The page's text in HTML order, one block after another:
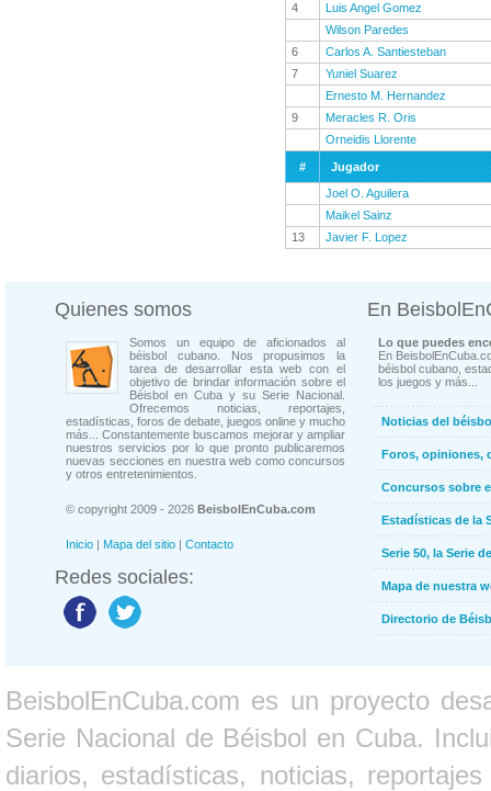
4
Luis Angel Gomez
Wilson Paredes
6
Carlos A. Santiesteban
7
Yuniel Suarez
Ernesto M. Hernandez
9
Meracles R. Oris
Orneidis Llorente
#
Jugador
Joel O. Aguilera
Maikel Sainz
13
Javier F. Lopez
Quienes somos
Somos un equipo de aficionados al
béisbol cubano. Nos propusimos la
tarea de desarrollar esta web con el
objetivo de brindar información sobre el
Béisbol en Cuba y su Serie Nacional.
Ofrecemos noticias, reportajes,
estadísticas, foros de debate, juegos online y mucho
más... Constantemente buscamos mejorar y ampliar
nuestros servicios por lo que pronto publicaremos
nuevas secciones en nuestra web como concursos
y otros entretenimientos.
© copyright 2009 - 2026 BeisbolEnCuba.com
Inicio | Mapa del sitio | Contacto
Redes sociales:
En
Lo que puedes
En
béisbol cubano,
los juegos y más...
Noticias del
Foros, opiniones,
Concursos sobre
Estadísticas de la
Serie 50, la Serie
Mapa de nuestra
Directorio de
BeisbolEnCuba.com es un proyecto
Serie Nacional de Béisbol en Cuba.
diarios, estadísticas, noticias,